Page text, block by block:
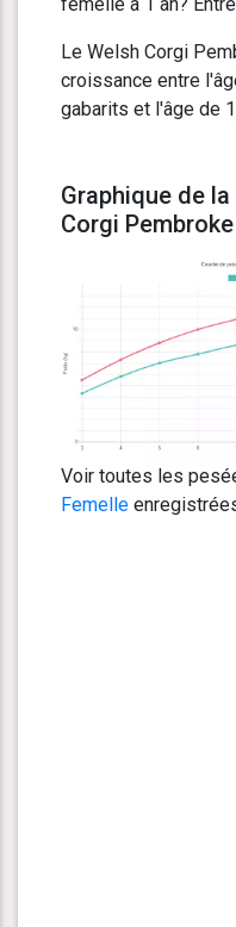
Le Welsh Corgi
croissance entre
gabarits et l'âge de
Graphique de
Corgi
Voir toutes les
Femelle